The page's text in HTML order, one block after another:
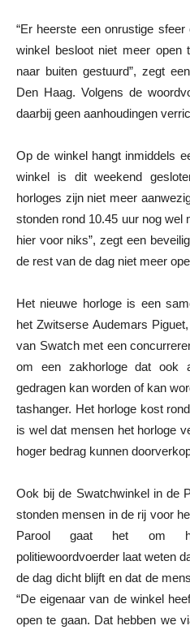
“Er heerste een onrustige
winkel besloot niet meer open
naar buiten gestuurd”, zegt
Den Haag. Volgens de
daarbij geen aanhoudingen
Op de winkel hangt inmiddels
winkel is dit weekend
horloges zijn niet meer
stonden rond 10.45 uur nog wel
hier voor niks”, zegt een
de rest van de dag niet meer
Het nieuwe horloge is een
het Zwitserse Audemars
van Swatch met een
om een ​​zakhorloge dat ook
gedragen kan worden of kan
tashanger. Het horloge kost
is wel dat mensen het horloge
hoger bedrag kunnen
Ook bij de Swatchwinkel in de
stonden mensen in de rij voor
Parool gaat het om
politiewoordvoerder laat weten
de dag dicht blijft en dat de
“De eigenaar van de winkel
open te gaan. Dat hebben we